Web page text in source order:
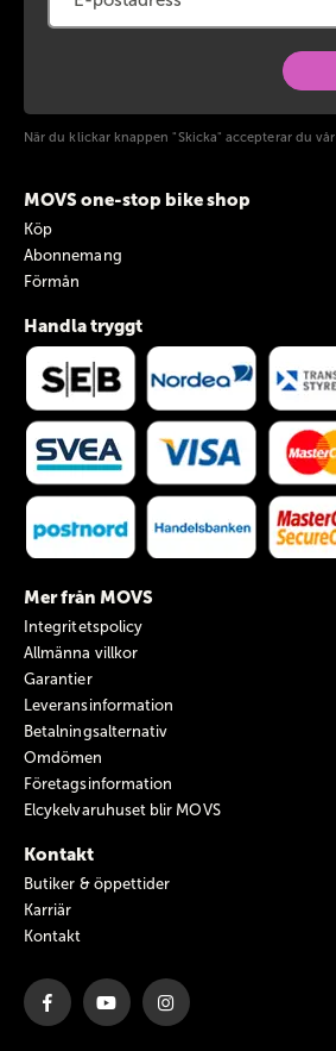
När du klickar knappen "Skicka" accepterar du vår
MOVS one-stop bike shop
Köp
Abonnemang
Förmån
Handla tryggt
Mer från MOVS
Integritetspolicy
Allmänna villkor
Garantier
Leveransinformation
Betalningsalternativ
Omdömen
Företagsinformation
Elcykelvaruhuset blir MOVS
Kontakt
Butiker & öppettider
Karriär
Kontakt